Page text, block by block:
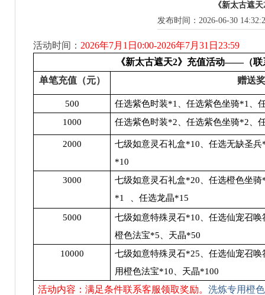
《新太古遮
发布时间：2026-06-30
活动时间： 2026年7月1日0:00-2026年7月31日23:59
《新太古遮天2》充值活动——（联
单笔充值（元）
赠送
500
任选紫色时装*1、任选紫色坐骑*1、
1000
任选紫色时装*2、任选紫色坐骑*2、
2000
七级如意灵石礼盒*10、任选无缺圣
*10
3000
七级如意灵石礼盒*20、任选橙色坐
*1
、任选龙晶*15
5000
七级如意特殊灵石*10、任选仙宠召
橙色法宝*5、天晶*50
10000
七级如意特殊灵石*25、任选仙宠召
用橙色法宝*10、天晶*100
活动内容：满足条件联系客服领取奖励。 洗炼专用橙